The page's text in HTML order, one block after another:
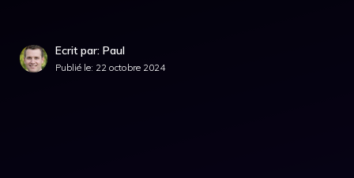
Ecrit par: Paul
Publié le: 22 octobre 2024